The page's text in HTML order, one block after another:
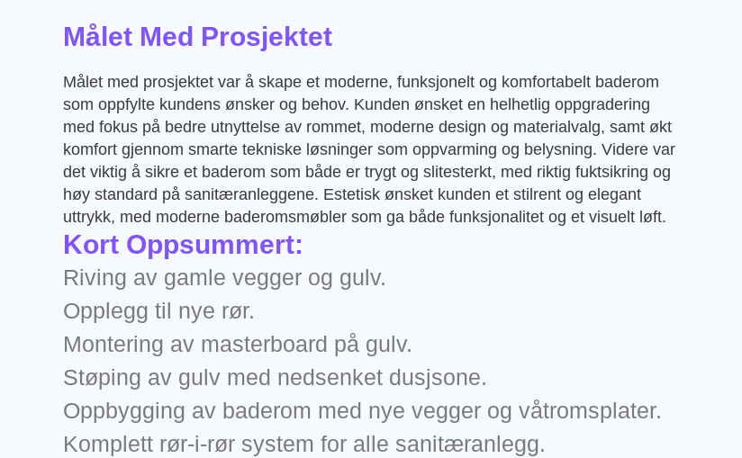
Målet Med Prosjektet
Målet med prosjektet var å skape et moderne, funksjonelt og komfortabelt baderom
som oppfylte kundens ønsker og behov. Kunden ønsket en helhetlig oppgradering
med fokus på bedre utnyttelse av rommet, moderne design og materialvalg, samt økt
komfort gjennom smarte tekniske løsninger som oppvarming og belysning. Videre var
det viktig å sikre et baderom som både er trygt og slitesterkt, med riktig fuktsikring og
høy standard på sanitæranleggene. Estetisk ønsket kunden et stilrent og elegant
uttrykk, med moderne baderomsmøbler som ga både funksjonalitet og et visuelt løft.
Kort Oppsummert:
Riving av gamle vegger og gulv.
Opplegg til nye rør.
Montering av masterboard på gulv.
Støping av gulv med nedsenket dusjsone.
Oppbygging av baderom med nye vegger og våtromsplater.
Komplett rør-i-rør system for alle sanitæranlegg.